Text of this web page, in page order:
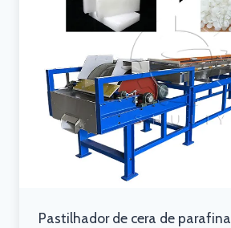
Pastilhador de cera de parafina